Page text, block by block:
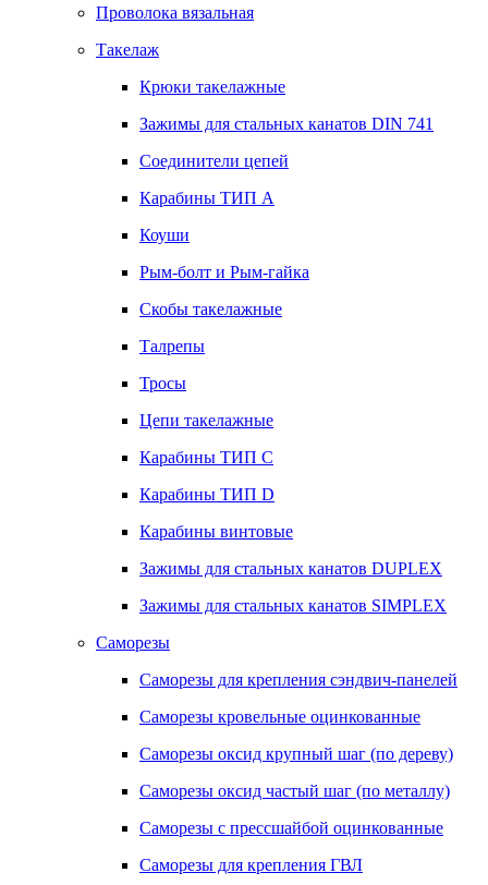
Проволока вязальная
Такелаж
Крюки такелажные
Зажимы для стальных канатов DIN 741
Соединители цепей
Карабины ТИП А
Коуши
Рым-болт и Рым-гайка
Скобы такелажные
Талрепы
Тросы
Цепи такелажные
Карабины ТИП C
Карабины ТИП D
Карабины винтовые
Зажимы для стальных канатов DUPLEX
Зажимы для стальных канатов SIMPLEX
Саморезы
Саморезы для крепления сэндвич-панелей
Саморезы кровельные оцинкованные
Саморезы оксид крупный шаг (по дереву)
Саморезы оксид частый шаг (по металлу)
Саморезы с прессшайбой оцинкованные
Саморезы для крепления ГВЛ